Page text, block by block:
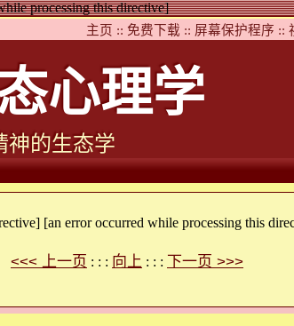
processing this directive]
主页 :: 免费下载 :: 屏幕保护程序 ::
心理学
神的生态学
[an error occurred while processing this
<<< 上一页 : : : 向上 : : : 下一页 >>>